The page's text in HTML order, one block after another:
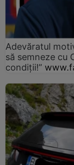
Adevăratul
să semneze cu
condiții!”